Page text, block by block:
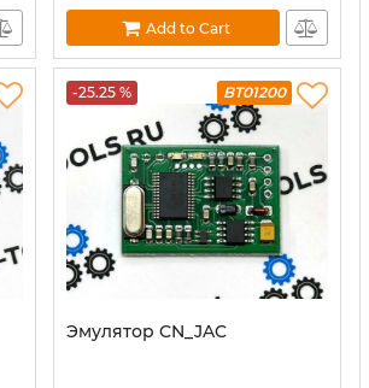
Add to Cart
-25.25 % BT01200
Эмулятор CN_JAC